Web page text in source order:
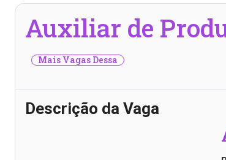
Auxiliar de
Mais Vagas Dessa
Descrição da Vaga